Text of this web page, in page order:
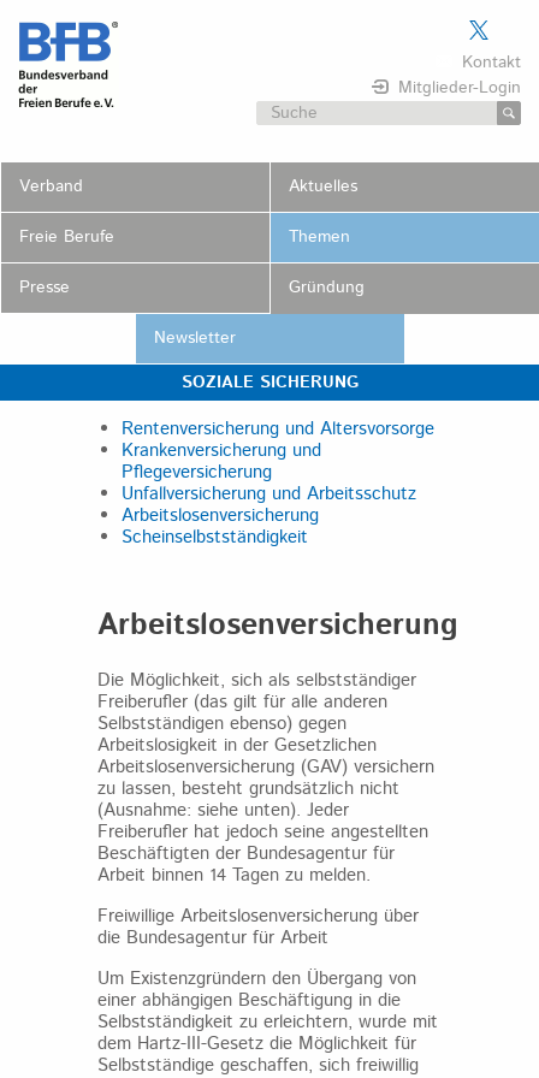
Skip
content
Kontakt
Mitglieder-Login
Suchen
Verband Aktuelles
Freie Berufe Themen
Presse Gründung
Newsletter
SOZIALE SICHERUNG
Rentenversicherung und Altersvorsorge
Krankenversicherung und
Pflegeversicherung
Unfallversicherung und Arbeitsschutz
Arbeitslosenversicherung
Scheinselbstständigkeit
Arbeitslosenversicherung
Die Möglichkeit, sich als selbstständiger
Freiberufler (das gilt für alle anderen
Selbstständigen ebenso) gegen
Arbeitslosigkeit in der Gesetzlichen
Arbeitslosenversicherung (GAV) versichern
zu lassen, besteht grundsätzlich nicht
(Ausnahme: siehe unten). Jeder
Freiberufler hat jedoch seine angestellten
Beschäftigten der Bundesagentur für
Arbeit binnen 14 Tagen zu melden.
Freiwillige Arbeitslosenversicherung über
die Bundesagentur für Arbeit
Um Existenzgründern den Übergang von
einer abhängigen Beschäftigung in die
Selbstständigkeit zu erleichtern, wurde mit
dem Hartz-III-Gesetz die Möglichkeit für
Selbstständige geschaffen, sich freiwillig